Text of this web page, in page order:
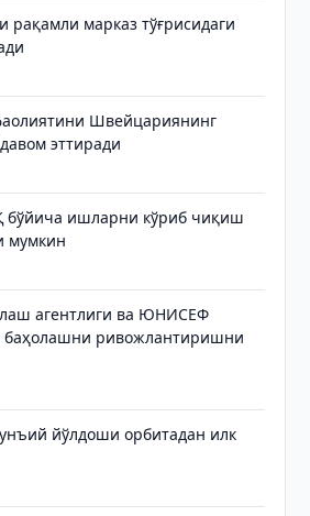
рақамли марказ тўғрисидаги
Швейцариянинг
эттиради
бўйича ишларни кўриб чиқиш
мумкин
агентлиги ва ЮНИСЕФ
баҳолашни ривожлантиришни
йўлдоши орбитадан илк